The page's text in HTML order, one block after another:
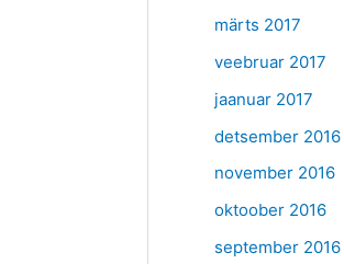
märts 2017
veebruar 2017
jaanuar 2017
detsember 2016
november 2016
oktoober 2016
september 2016